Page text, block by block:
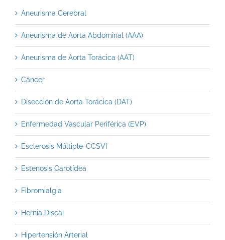
Aneurisma Cerebral
Aneurisma de Aorta Abdominal (AAA)
Aneurisma de Aorta Torácica (AAT)
Cáncer
Disección de Aorta Torácica (DAT)
Enfermedad Vascular Periférica (EVP)
Esclerosis Múltiple-CCSVI
Estenosis Carotídea
Fibromialgia
Hernia Discal
Hipertensión Arterial